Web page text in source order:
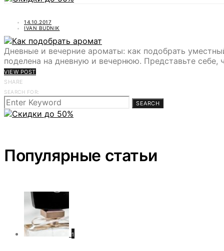
14.10.2017
IVAN BUDNIK
Дневные и вечерние ароматы: как подобрать
поделена на дневную и вечернюю. Представьте себе,
VIEW POST
SHARE
SEARCH FOR:
SEARCH
Популярные статьи
1